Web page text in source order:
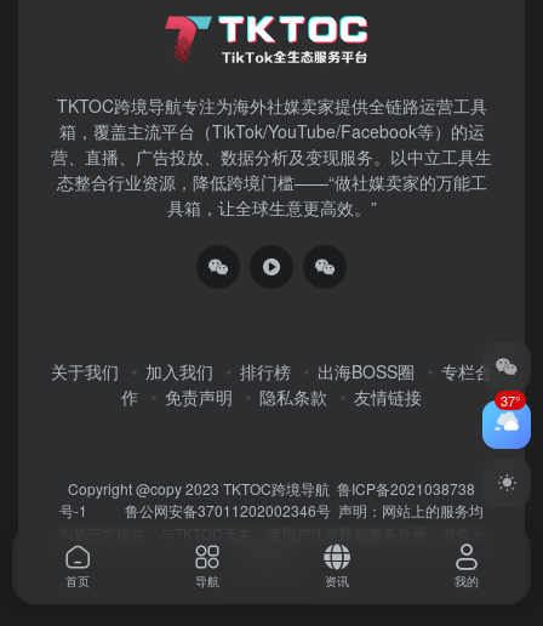
TKTOC跨境导航​专注为海外社媒卖家提供全链路运营工具
箱，覆盖主流平台（TikTok/YouTube/Facebook等）​的运
营、直播、广告投放、数据分析及变现服务。以中立工具生
态整合行业资源，降低跨境门槛——“做社媒卖家的万能工
具箱，让全球生意更高效。”
关于我们 加入我们 排行榜 出海BOSS圈
专栏合
作
免责声明 隐私条款 友情链接
Copyright @copy 2023 TKTOC跨境导航 鲁ICP备2021038738
号-1
鲁公网安备37011202002346号 声明：网站上的服务均
37°
首页 导航 资讯 我的